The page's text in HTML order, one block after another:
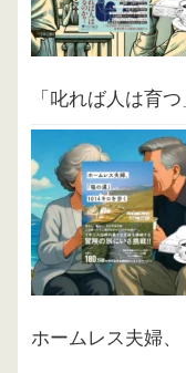
「叱れば人は育
ホームレス夫婦